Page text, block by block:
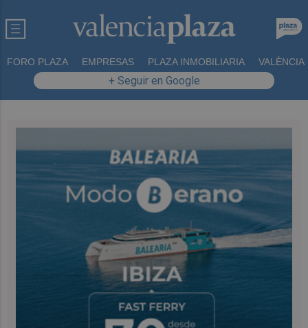
FORO PLAZA EMPRESAS PLAZA INMOBILIARIA VALÈNCIA
+ Seguir en Google